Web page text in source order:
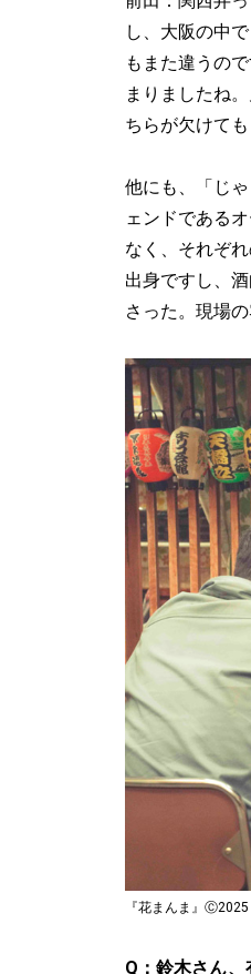
し、大阪の中
もまた違うの
まりましたね
ちらが欠けて
他にも、「じ
ェンドである
なく、それぞ
出身ですし、
さった。現場
『花まんま』
Q：鈴木さん